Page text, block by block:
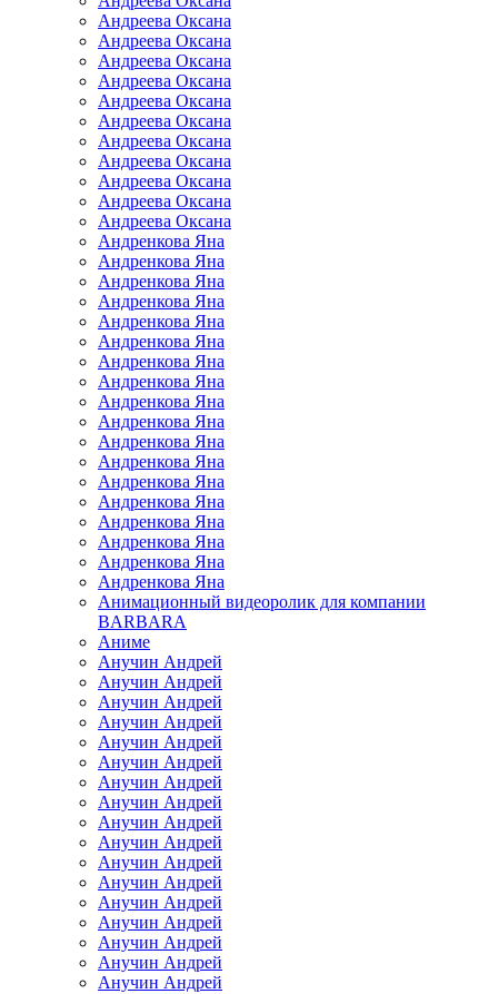
Андреева Оксана
Андреева Оксана
Андреева Оксана
Андреева Оксана
Андреева Оксана
Андреева Оксана
Андреева Оксана
Андреева Оксана
Андреева Оксана
Андреева Оксана
Андреева Оксана
Андренкова Яна
Андренкова Яна
Андренкова Яна
Андренкова Яна
Андренкова Яна
Андренкова Яна
Андренкова Яна
Андренкова Яна
Андренкова Яна
Андренкова Яна
Андренкова Яна
Андренкова Яна
Андренкова Яна
Андренкова Яна
Андренкова Яна
Андренкова Яна
Андренкова Яна
Андренкова Яна
Анимационный видеоролик для компании
BARBARA
Аниме
Анучин Андрей
Анучин Андрей
Анучин Андрей
Анучин Андрей
Анучин Андрей
Анучин Андрей
Анучин Андрей
Анучин Андрей
Анучин Андрей
Анучин Андрей
Анучин Андрей
Анучин Андрей
Анучин Андрей
Анучин Андрей
Анучин Андрей
Анучин Андрей
Анучин Андрей